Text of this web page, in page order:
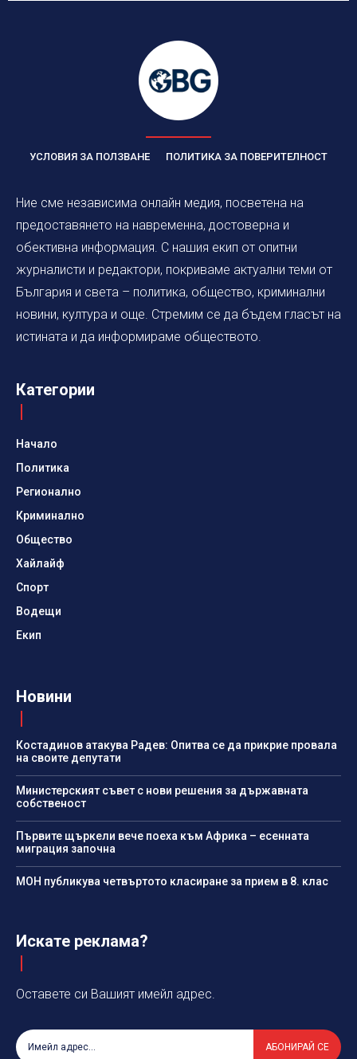
УСЛОВИЯ ЗА ПОЛЗВАНЕ ПОЛИТИКА ЗА ПОВЕРИТЕЛНОСТ
Ние сме независима онлайн медия, посветена на
предоставянето на навременна, достоверна и
обективна информация. С нашия екип от опитни
журналисти и редактори, покриваме актуални теми от
България и света – политика, общество, криминални
новини, култура и още. Стремим се да бъдем гласът на
истината и да информираме обществото.
Категории
Начало
Политика
Регионално
Криминално
Общество
Хайлайф
Спорт
Водещи
Екип
Новини
Костадинов атакува Радев: Опитва се да прикрие провала
на своите депутати
Министерският съвет с нови решения за държавната
собственост
Първите щъркели вече поеха към Африка – есенната
миграция започна
МОН публикува четвъртото класиране за прием в 8. клас
Искате реклама?
Оставете си Вашият имейл адрес.
АБОНИРАЙ СЕ